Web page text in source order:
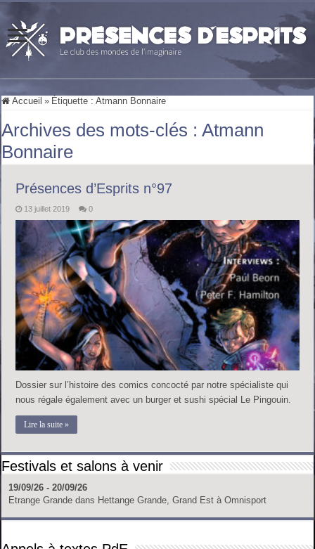
Accueil » Étiquette :Atmann Bonnaire
Archives des mots-clés :Atmann
Bonnaire
Présences d’Esprits n°97
13 juillet 2019 0
Dossier sur l’histoire des comics concocté par notre spécialiste qui
nous régale également avec un burger et sushi spécial Le Pingouin.
Lire la suite »
Festivals et salons à venir
19/09/26 - 20/09/26
Etrange Grande dans Hettange Grande, Grand Est à Omnisport